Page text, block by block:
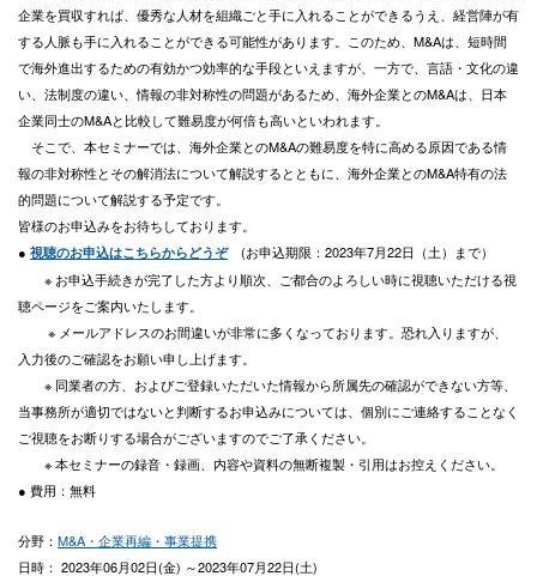
企業を買収すれば、優秀な人材を組織ごと手に入れることができるうえ、経営陣が有
する人脈も手に入れることができる可能性があります。このため、M&Aは、短時間
で海外進出するための有効かつ効率的な手段といえますが、一方で、言語・文化の違
い、法制度の違い、情報の非対称性の問題があるため、海外企業とのM&Aは、日本
企業同士のM&Aと比較して難易度が何倍も高いといわれます。
そこで、本セミナーでは、海外企業とのM&Aの難易度を特に高める原因である情
報の非対称性とその解消法について解説するとともに、海外企業とのM&A特有の法
的問題について解説する予定です。
皆様のお申込みをお待ちしております。
● 視聴のお申込はこちらからどうぞ(お申込期限：2023年7月22日（土）まで）
※ お申込手続きが完了した方より順次、ご都合のよろしい時に視聴いただける視
聴ページをご案内いたします。
※ メールアドレスのお間違いが非常に多くなっております。恐れ入りますが、
入力後のご確認をお願い申し上げます。
※ 同業者の方、およびご登録いただいた情報から所属先の確認ができない方等、
当事務所が適切ではないと判断するお申込みについては、個別にご連絡することなく
ご視聴をお断りする場合がございますのでご了承ください。
※ 本セミナーの録音・録画、内容や資料の無断複製・引用はお控えください。
● 費用：無料
分野： M&A・企業再編・事業提携
日時： 2023年06月02日(金) ～2023年07月22日(土)